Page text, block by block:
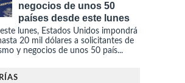
negocios de unos 50
países desde este lunes
lunes, Estados Unidos impondrá
20 mil dólares a solicitantes de
y negocios de unos 50 país...